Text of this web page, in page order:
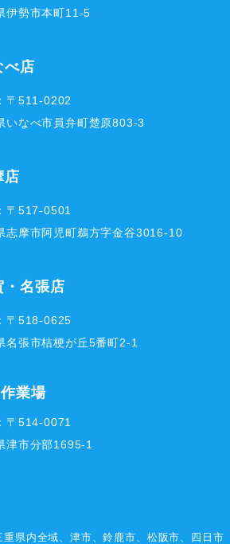
伊勢市本町11-5
べ店
〒511-0202
いなべ市員弁町楚原803-3
店
〒517-0501
志摩市阿児町鵜方字金谷3016-10
・名張店
〒518-0625
名張市桔梗が丘5番町2-1
業場
〒514-0071
津市分部1695-1
重県内全域、津市 、鈴鹿市 松阪市
四日市